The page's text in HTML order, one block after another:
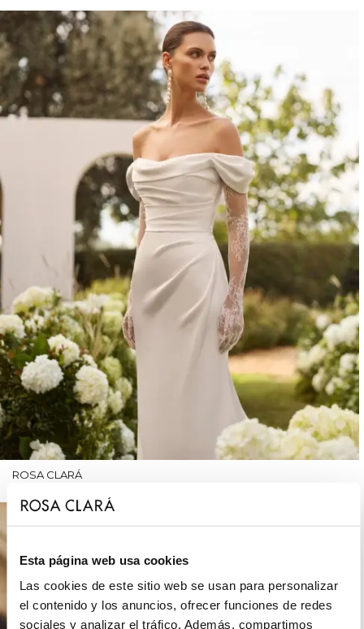
Esta página web usa cookies
Las cookies de este sitio web se usan para personalizar
el contenido y los anuncios, ofrecer funciones de redes
sociales y analizar el tráfico. Además, compartimos
ROSA CLARÁ